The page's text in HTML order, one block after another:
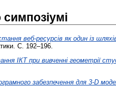
веб-ресурсів як один із
С. 192–196.
ІКТ при вивченні геометрії
забезпечення для 3-D